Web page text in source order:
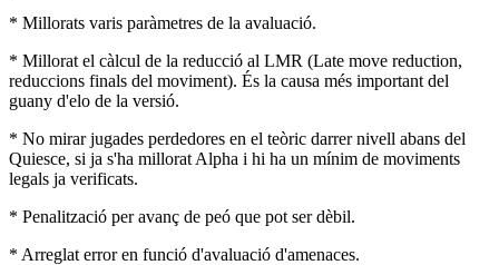
* Millorats varis paràmetres de la avaluació.
* Millorat el càlcul de la reducció al LMR (Late move reduction,
reduccions finals del moviment). És la causa més important del
guany d'elo de la versió.
* No mirar jugades perdedores en el teòric darrer nivell abans del
Quiesce, si ja s'ha millorat Alpha i hi ha un mínim de moviments
legals ja verificats.
* Penalització per avanç de peó que pot ser dèbil.
* Arreglat error en funció d'avaluació d'amenaces.